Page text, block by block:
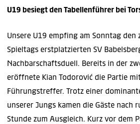
U19 besiegt den Tabellenführer bei
Unsere U19 empfing am Sonntag den
Spieltags erstplatzierten SV
Nachbarschaftsduell. Bereits in der
eröffnete Kian Todorović die Partie
Führungstreffer. Trotz einer
unserer Jungs kamen die Gäste nach
Stunde zum Ausgleich. Kurz vor dem